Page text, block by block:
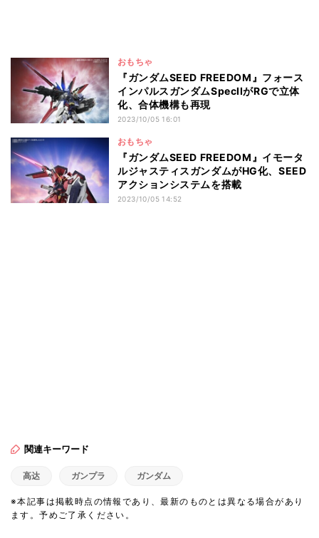
おもちゃ
『ガンダムSEED FREEDOM』フォース
インパルスガンダムSpecIIがRGで立体
化、合体機構も再現
2023/10/05 16:01
おもちゃ
『ガンダムSEED FREEDOM』イモータ
ルジャスティスガンダムがHG化、SEED
アクションシステムを搭載
2023/10/05 14:52
関連キーワード
高达 ガンプラ ガンダム
※本記事は掲載時点の情報であり、最新のものとは異なる場合があり
ます。予めご了承ください。